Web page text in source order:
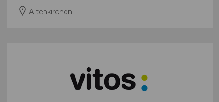
Altenkirchen